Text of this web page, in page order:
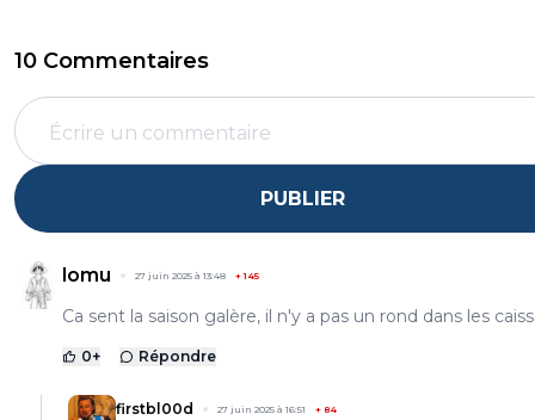
10 Commentaires
PUBLIER
lomu 27 juin 2025 à 13:48 +145
Ca sent la saison galère, il n'y a pas un rond dans les
0+ Répondre
firstbl00d 27 juin 2025 à 16:51 + 84